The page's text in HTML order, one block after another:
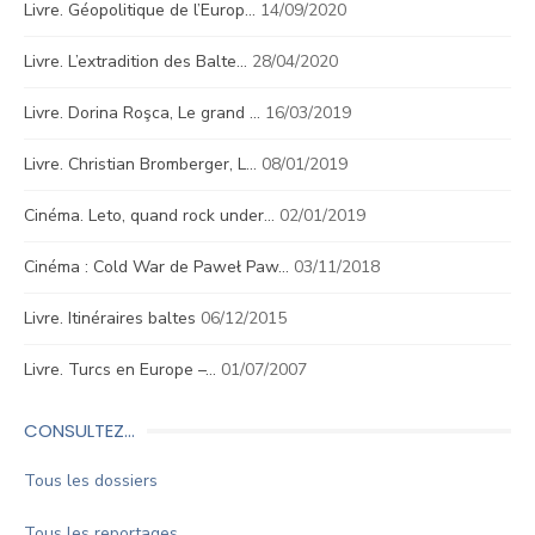
Livre. Géopolitique de l’Europ… 14/09/2020
Livre. L’extradition des Balte… 28/04/2020
Livre. Dorina Roşca, Le grand … 16/03/2019
Livre. Christian Bromberger, L… 08/01/2019
Cinéma. Leto, quand rock under… 02/01/2019
Cinéma : Cold War de Paweł Paw… 03/11/2018
Livre. Itinéraires baltes 06/12/2015
Livre. Turcs en Europe –… 01/07/2007
CONSULTEZ…
Tous les dossiers